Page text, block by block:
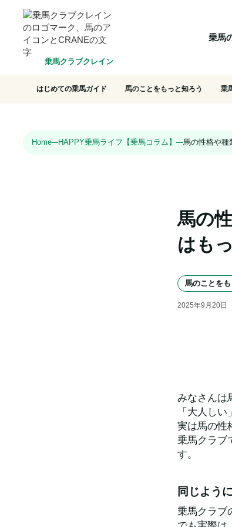
乗馬クラブクレイン
乗馬
HOME 乗馬の魅力 クラブ一覧
はじめての乗馬ガイド 馬のことをもっと知ろう 乗
Home HAPPY乗馬ライフ【乗馬コラム】 馬の性格や種
馬の
はも
馬のことをも
2025年9 月20日
みなさんは
「大人し
実は馬の性
乗馬クラブ
す。
同じよう
乗馬クラブ